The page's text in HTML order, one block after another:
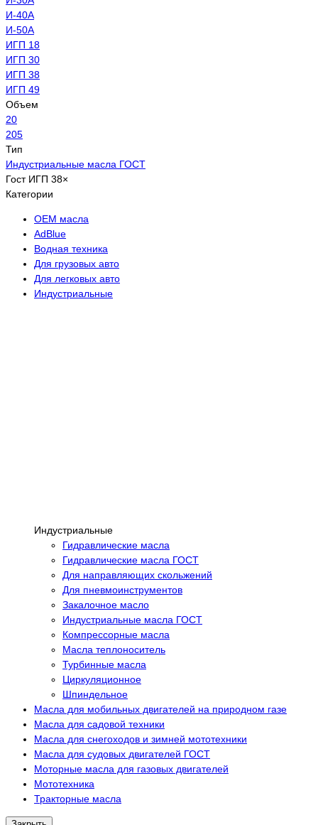
И-40А
И-50А
ИГП 18
ИГП 30
ИГП 38
ИГП 49
Объем
20
205
Тип
Индустриальные масла ГОСТ
Гост ИГП 38×
Категории
OEM масла
АdBlue
Водная техника
Для грузовых авто
Для легковых авто
Индустриальные
Индустриальные
Гидравлические масла
Гидравлические масла ГОСТ
Для направляющих скольжений
Для пневмоинструментов
Закалочное масло
Индустриальные масла ГОСТ
Компрессорные масла
Масла теплоноситель
Турбинные масла
Циркуляционное
Шпиндельное
Масла для мобильных двигателей на природном газе
Масла для садовой техники
Масла для снегоходов и зимней мототехники
Масла для судовых двигателей ГОСТ
Моторные масла для газовых двигателей
Мототехника
Тракторные масла